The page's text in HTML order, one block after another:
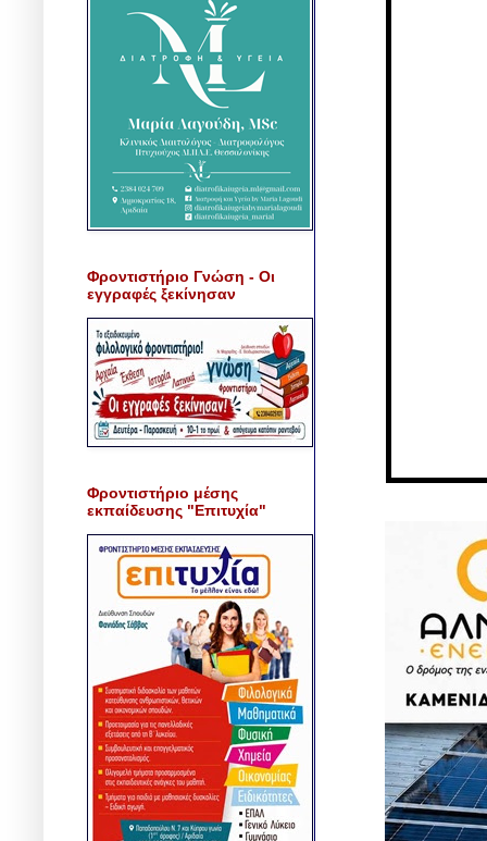
Φροντιστήριο Γνώση - Οι
εγγραφές ξεκίνησαν
Φροντιστήριο μέσης
εκπαίδευσης "Επιτυχία"